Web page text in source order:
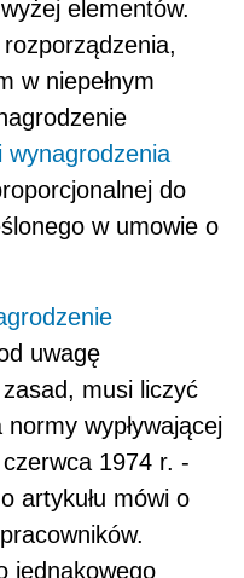
elementów.
w niepełnym
wynagrodzenia
do
w umowie o
uwagę
musi liczyć
wypływającej
1974 r. -
artykułu mówi o
jednakowego